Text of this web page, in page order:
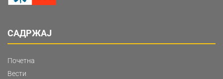
САДРЖАЈ
Почетна
Вести